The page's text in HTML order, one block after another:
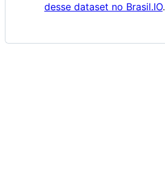
desse dataset no Brasil.IO.